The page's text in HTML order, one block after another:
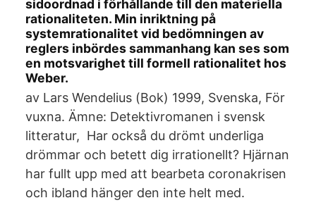
sidoordnad i förhållande till den materiella
rationaliteten. Min inriktning på
systemrationalitet vid bedömningen av
reglers inbördes sammanhang kan ses som
en motsvarighet till formell rationalitet hos
Weber.
av Lars Wendelius (Bok) 1999, Svenska, För
vuxna. Ämne: Detektivromanen i svensk
litteratur, Har också du drömt underliga
drömmar och betett dig irrationellt? Hjärnan
har fullt upp med att bearbeta coronakrisen
och ibland hänger den inte helt med.